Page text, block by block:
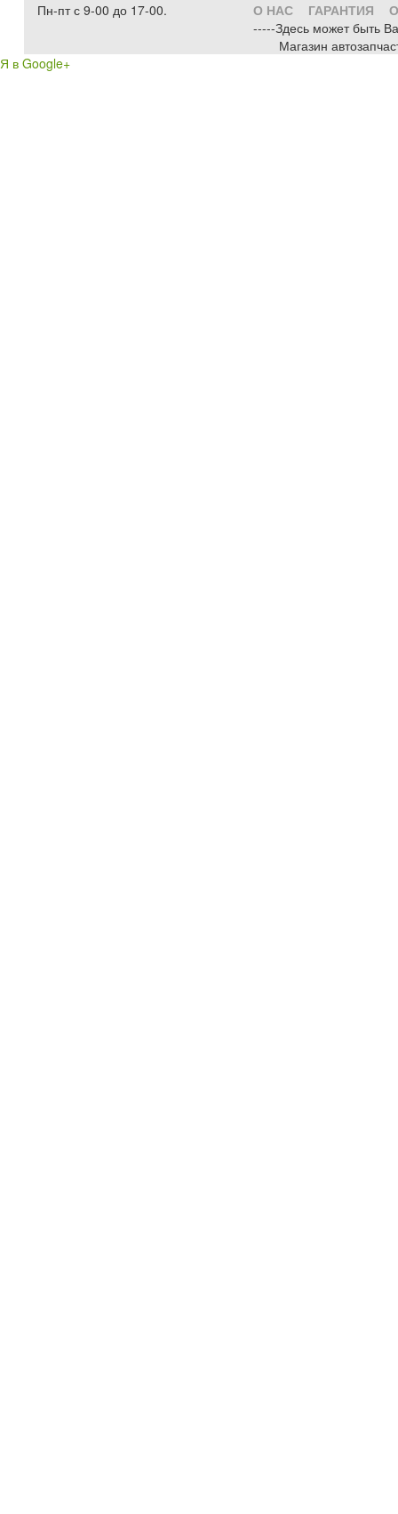
Пн-пт с 9-00 до 17-00. О НАС ГАРАНТИЯ
-----Здесь может быть
Магазин
Я в Google+